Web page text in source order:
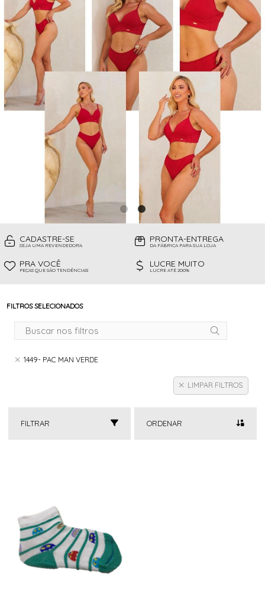
TOP
CINTAS
CONJUNTO DE LINGERIE SEM BOJO
FITNESS
MEIAS
PIJAMAS INFANTIL
PIJAMAS INVERNO
PIJAMAS VERÃO
TODOS DE PROMOÇÕES
CADASTRE-SE
SEJA UMA REVENDEDORA
PRONTA-ENTREGA
DA FÁBRICA PARA SUA LOJA
PRA VOCÊ
PEÇAS QUE SÃO TENDÊNCIAS!
LUCRE MUITO
LUCRE ATÉ 200%
FILTROS SELECIONADOS
1449- PAC MAN VERDE
LIMPAR FILTROS
FILTRAR ORDENAR